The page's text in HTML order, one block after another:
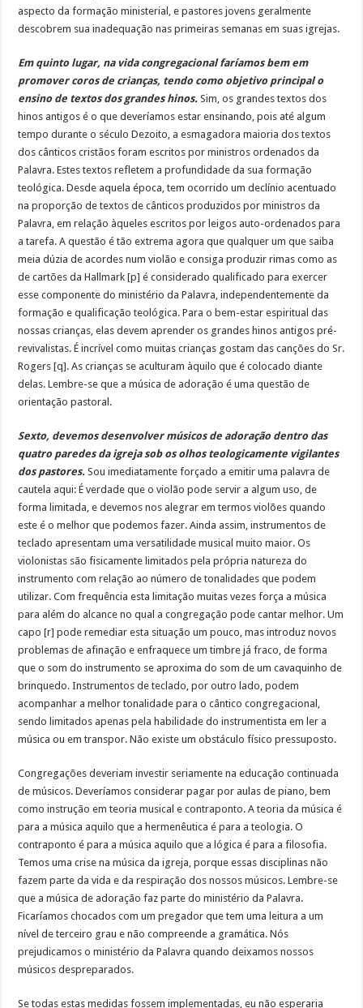
aspecto da formação ministerial, e pastores jovens geralmente
descobrem sua inadequação nas primeiras semanas em suas igrejas.
Em quinto lugar, na vida congregacional faríamos bem em
promover coros de crianças, tendo como objetivo principal o
ensino de textos dos grandes hinos. Sim, os grandes textos dos
hinos antigos é o que deveríamos estar ensinando, pois até algum
tempo durante o século Dezoito, a esmagadora maioria dos textos
dos cânticos cristãos foram escritos por ministros ordenados da
Palavra. Estes textos refletem a profundidade da sua formação
teológica. Desde aquela época, tem ocorrido um declínio acentuado
na proporção de textos de cânticos produzidos por ministros da
Palavra, em relação àqueles escritos por leigos auto-ordenados para
a tarefa. A questão é tão extrema agora que qualquer um que saiba
meia dúzia de acordes num violão e consiga produzir rimas como as
de cartões da Hallmark [p] é considerado qualificado para exercer
esse componente do ministério da Palavra, independentemente da
formação e qualificação teológica. Para o bem-estar espiritual das
nossas crianças, elas devem aprender os grandes hinos antigos pré-
revivalistas. É incrível como muitas crianças gostam das canções do Sr.
Rogers [q]. As crianças se aculturam àquilo que é colocado diante
delas. Lembre-se que a música de adoração é uma questão de
orientação pastoral.
Sexto, devemos desenvolver músicos de adoração dentro das
quatro paredes da igreja sob os olhos teologicamente vigilantes
dos pastores. Sou imediatamente forçado a emitir uma palavra de
cautela aqui: É verdade que o violão pode servir a algum uso, de
forma limitada, e devemos nos alegrar em termos violões quando
este é o melhor que podemos fazer. Ainda assim, instrumentos de
teclado apresentam uma versatilidade musical muito maior. Os
violonistas são fisicamente limitados pela própria natureza do
instrumento com relação ao número de tonalidades que podem
utilizar. Com frequência esta limitação muitas vezes força a música
para além do alcance no qual a congregação pode cantar melhor. Um
capo [r] pode remediar esta situação um pouco, mas introduz novos
problemas de afinação e enfraquece um timbre já fraco, de forma
que o som do instrumento se aproxima do som de um cavaquinho de
brinquedo. Instrumentos de teclado, por outro lado, podem
acompanhar a melhor tonalidade para o cântico congregacional,
sendo limitados apenas pela habilidade do instrumentista em ler a
música ou em transpor. Não existe um obstáculo físico pressuposto.
Congregações deveriam investir seriamente na educação continuada
de músicos. Deveríamos considerar pagar por aulas de piano, bem
como instrução em teoria musical e contraponto. A teoria da música é
para a música aquilo que a hermenêutica é para a teologia. O
contraponto é para a música aquilo que a lógica é para a filosofia.
Temos uma crise na música da igreja, porque essas disciplinas não
fazem parte da vida e da respiração dos nossos músicos. Lembre-se
que a música de adoração faz parte do ministério da Palavra.
Ficaríamos chocados com um pregador que tem uma leitura a um
nível de terceiro grau e não compreende a gramática. Nós
prejudicamos o ministério da Palavra quando deixamos nossos
músicos despreparados.
Se todas estas medidas fossem implementadas, eu não esperaria